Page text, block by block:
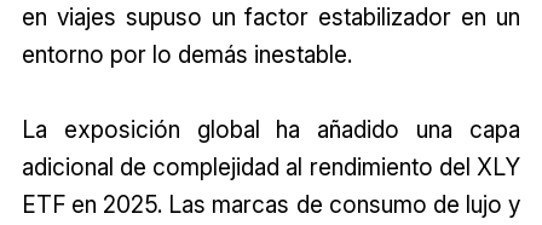
en viajes supuso un factor estabilizador en un
entorno por lo demás inestable.
La exposición global ha añadido una capa
adicional de complejidad al rendimiento del XLY
ETF en 2025. Las marcas de consumo de lujo y